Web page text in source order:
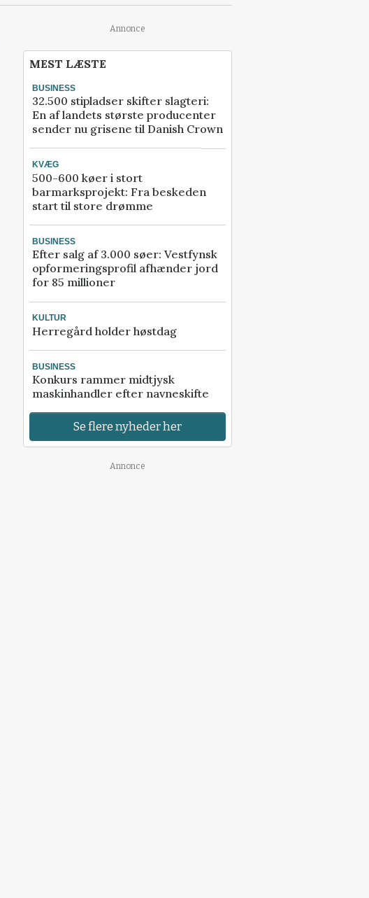
Annonce
MEST LÆSTE
BUSINESS
32.500 stipladser skifter slagteri:
En af landets største producenter
sender nu grisene til Danish Crown
KVÆG
500-600 køer i stort
barmarksprojekt: Fra beskeden
start til store drømme
BUSINESS
Efter salg af 3.000 søer: Vestfynsk
opformeringsprofil afhænder jord
for 85 millioner
KULTUR
Herregård holder høstdag
BUSINESS
Konkurs rammer midtjysk
maskinhandler efter navneskifte
Se flere nyheder her
Annonce